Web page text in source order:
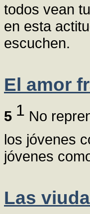
todos vean
en esta
escuchen.
El amor
5 1 No
los jóvenes
jóvenes
Las